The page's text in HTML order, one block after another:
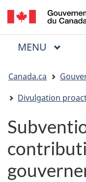
Menu
MENU
êtes
ici
Canada.ca
Divulgation